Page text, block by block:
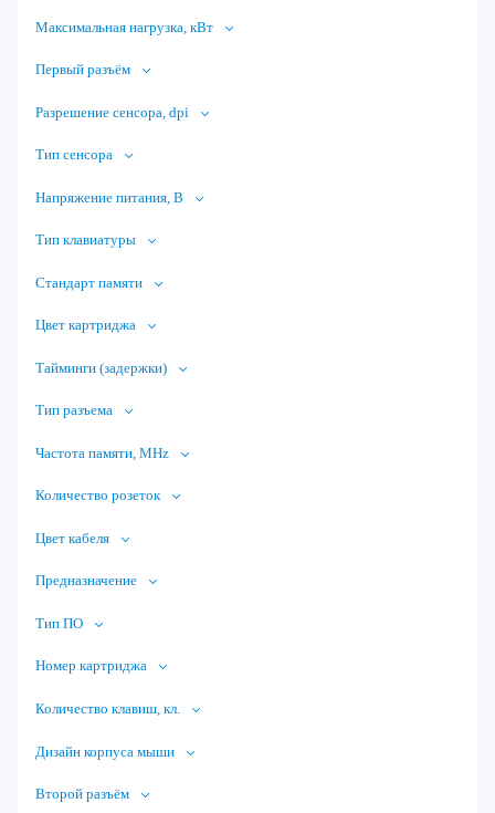
Максимальная нагрузка, кВт
Первый разъём
Разрешение сенсора, dpi
Тип сенсора
Напряжение питания, В
Тип клавиатуры
Стандарт памяти
Цвет картриджа
Тайминги (задержки)
Тип разъема
Частота памяти, MHz
Количество розеток
Цвет кабеля
Предназначение
Тип ПО
Номер картриджа
Количество клавиш, кл.
Дизайн корпуса мыши
Второй разъём